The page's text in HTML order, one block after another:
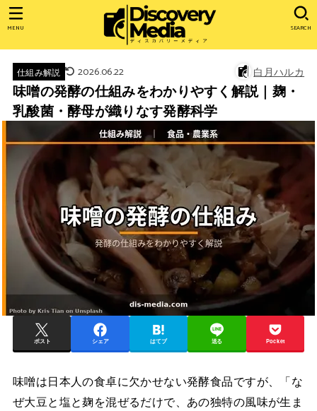
SEARCH
MENU
仕組み解説 2026.06.22 白月ハルカ
味噌の発酵の仕組みをわかりやすく解説｜麹・
乳酸菌・酵母が織りなす発酵科学
ポスト シェア はてブ 送る Pocket
味噌は日本人の食卓に欠かせない発酵食品ですが、「な
ぜ大豆と塩と麹を混ぜるだけで、あの独特の風味が生ま